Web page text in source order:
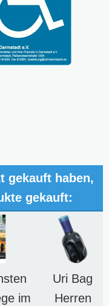
gekauft haben,
gekauft:
im
Uri Bag
Herren